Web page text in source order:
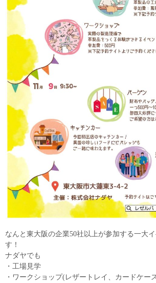
なんと東大阪の企業50社以上が参加する一大
す！
ナダヤでも
・工場見学
・ワークショップ(レザートレイ、カードケー